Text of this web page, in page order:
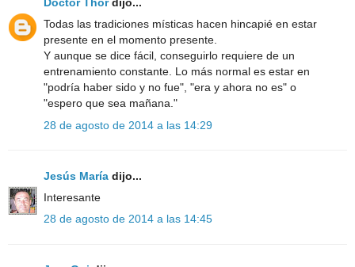
Todas las tradiciones místicas hacen hincapié en estar
presente en el momento presente.
Y aunque se dice fácil, conseguirlo requiere de un
entrenamiento constante. Lo más normal es estar en
"podría haber sido y no fue", "era y ahora no es" o
"espero que sea mañana."
28 de agosto de 2014 a las 14:29
Jesús María dijo...
Interesante
28 de agosto de 2014 a las 14:45